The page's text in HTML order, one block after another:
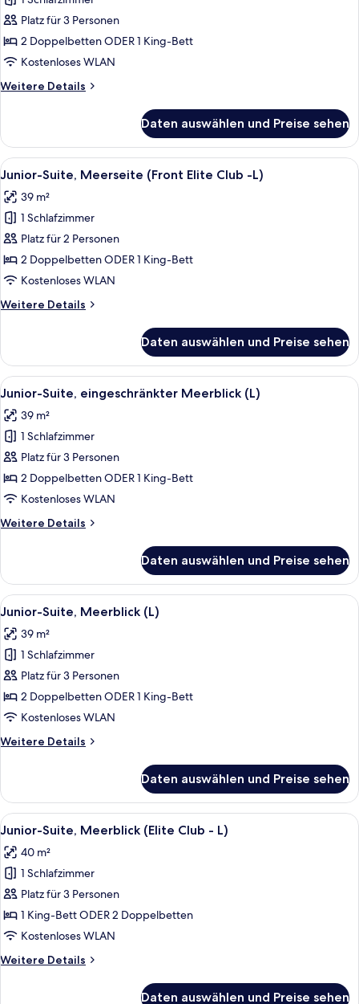
Suite
(L)
anzeigen
Platz für 3 Personen
2 Doppelbetten ODER 1 King-Bett
Kostenloses WLAN
Weitere Details
Weitere
Suite
(L)
Daten auswählen und Preise sehen
Alle
Fotos
für
Junior-
Suite,
Meerseite
(Front
Club
anzeigen
Ein modernes Hotelzimmer mit
10
Junior-Suite, Meerseite (Front Elite Club -L)
39 m²
1 Schlafzimmer
Platz für 2 Personen
2 Doppelbetten ODER 1 King-Bett
Kostenloses WLAN
Weitere Details
Weitere
Suite,
Meerseite
(Front
Club
Daten auswählen und Preise sehen
Alle
Fotos
für
Junior-
Suite,
eingeschränkter
Meerblick
anzeigen
Ein Hotelzimmer mit zwei Betten,
7
Junior-Suite, eingeschränkter Meerblick (L)
39 m²
1 Schlafzimmer
Platz für 3 Personen
2 Doppelbetten ODER 1 King-Bett
Kostenloses WLAN
Weitere Details
Weitere
Suite,
eingeschränkter
Meerblick
Daten auswählen und Preise sehen
Alle
Fotos
für
Junior-
Suite,
Meerblick
(L)
Ein modernes Hotelzimmer mit
6
Junior-Suite, Meerblick (L)
39 m²
1 Schlafzimmer
Platz für 3 Personen
2 Doppelbetten ODER 1 King-Bett
Kostenloses WLAN
Weitere Details
Weitere
Suite,
Meerblick
(L)
Daten auswählen und Preise sehen
Alle
Fotos
für
Junior-
Suite,
Meerblick
(Elite
-
Eine Person gießt ein Getränk in ein
9
Junior-Suite, Meerblick (Elite Club - L)
40 m²
1 Schlafzimmer
Platz für 3 Personen
1 King-Bett ODER 2 Doppelbetten
Kostenloses WLAN
Weitere Details
Weitere
Daten auswählen und Preise sehen